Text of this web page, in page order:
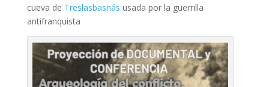
cueva de Treslasbasnás usada por la guerrilla
antifranquista